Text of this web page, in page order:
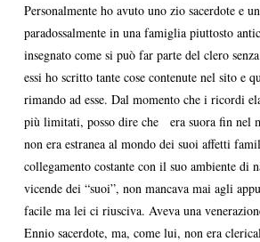
Personalmente ho avuto uno zio sacerdote e
paradossalmente in una famiglia piuttosto
insegnato come si può far parte del clero
essi ho scritto tante cose contenute nel sito e
rimando ad esse. Dal momento che i ricordi
più limitati, posso dire che era suora fin nel
non era estranea al mondo dei suoi affetti
collegamento costante con il suo ambiente di
vicende dei “suoi”, non mancava mai agli
facile ma lei ci riusciva. Aveva una
Ennio sacerdote, ma, come lui, non era